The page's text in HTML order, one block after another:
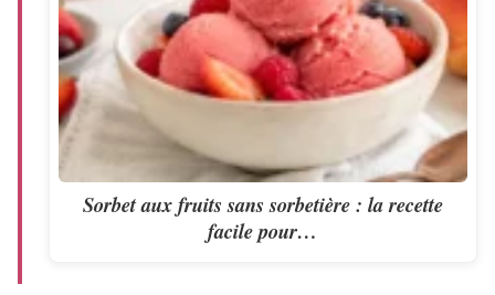
Sorbet aux fruits sans sorbetière : la recette
facile pour…